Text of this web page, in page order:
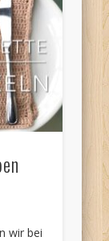
wir bei